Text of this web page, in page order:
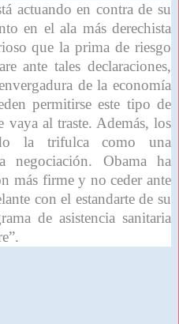
actuando en contra de su
en el ala más derechista
que la prima de riesgo
ante tales declaraciones,
de la economía
permitirse este tipo de
vaya al traste. Además, los
la trifulca como una
negociación. Obama ha
más firme y no ceder ante
con el estandarte de su
de asistencia sanitaria